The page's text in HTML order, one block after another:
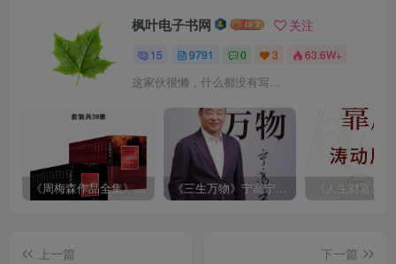
枫叶电子书网 关注
15 9791 0 3 63.6W+
这家伙很懒，什么都没有写...
《周梅森作品全集》[共30册] 《三生万物》宁高宁（epub+mobi+azw3+pdf）
上一篇
下一篇